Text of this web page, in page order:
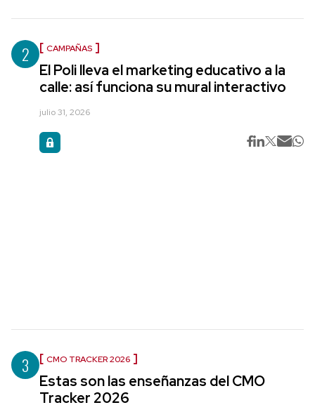
2 CAMPAÑAS
El Poli lleva el marketing educativo a la
calle: así funciona su mural interactivo
julio 31, 2026
3 CMO TRACKER 2026
Estas son las enseñanzas del CMO
Tracker 2026